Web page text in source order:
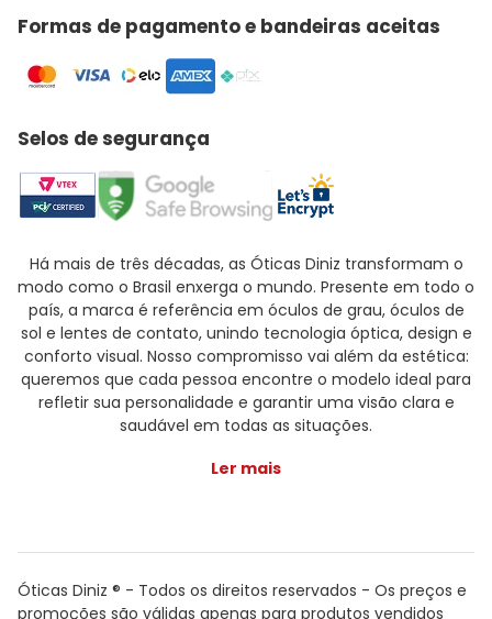
Formas de pagamento e bandeiras aceitas
Selos de segurança
Há mais de três décadas, as Óticas Diniz transformam o
modo como o Brasil enxerga o mundo. Presente em todo o
país, a marca é referência em óculos de grau, óculos de
sol e lentes de contato, unindo tecnologia óptica, design e
conforto visual. Nosso compromisso vai além da estética:
queremos que cada pessoa encontre o modelo ideal para
refletir sua personalidade e garantir uma visão clara e
saudável em todas as situações.
Ler mais
Óticas Diniz ® - Todos os direitos reservados - Os preços e
promoções são válidas apenas para produtos vendidos